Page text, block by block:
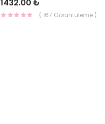
1432.00 ₺
( 167 Görüntüleme )